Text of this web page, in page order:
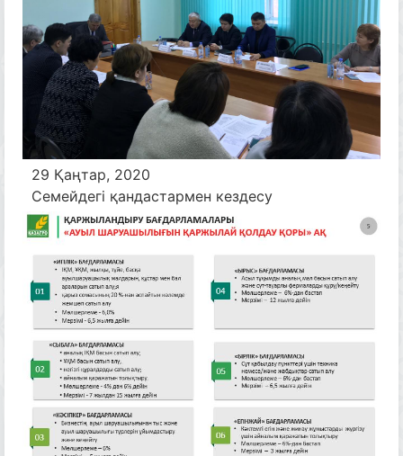
29 Қаңтар, 2020
Семейдегі қандастармен кездесу